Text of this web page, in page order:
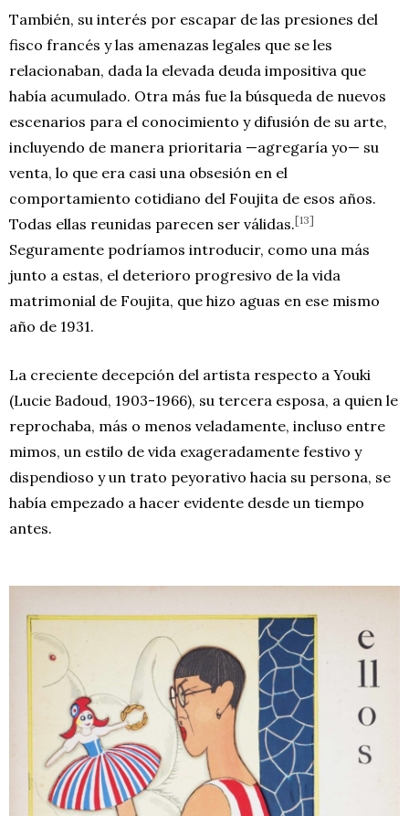
También, su interés por escapar de las presiones del
fisco francés y las amenazas legales que se les
relacionaban, dada la elevada deuda impositiva que
había acumulado. Otra más fue la búsqueda de nuevos
escenarios para el conocimiento y difusión de su arte,
incluyendo de manera prioritaria —agregaría yo— su
venta, lo que era casi una obsesión en el
comportamiento cotidiano del Foujita de esos años.
Todas ellas reunidas parecen ser válidas.[13]
Seguramente podríamos introducir, como una más
junto a estas, el deterioro progresivo de la vida
matrimonial de Foujita, que hizo aguas en ese mismo
año de 1931.
La creciente decepción del artista respecto a Youki
(Lucie Badoud, 1903-1966), su tercera esposa, a quien le
reprochaba, más o menos veladamente, incluso entre
mimos, un estilo de vida exageradamente festivo y
dispendioso y un trato peyorativo hacia su persona, se
había empezado a hacer evidente desde un tiempo
antes.